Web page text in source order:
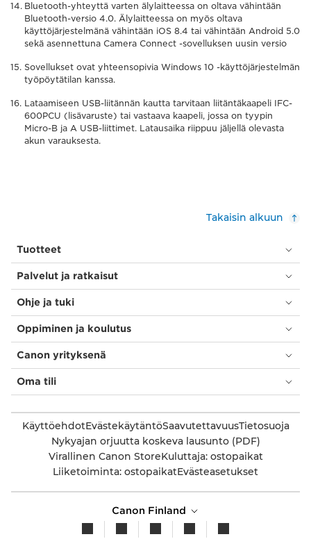
Bluetooth-yhteyttä varten älylaitteessa on oltava vähintään
Bluetooth-versio 4.0. Älylaitteessa on myös oltava
käyttöjärjestelmänä vähintään iOS 8.4 tai vähintään Android 5.0
sekä asennettuna Camera Connect -sovelluksen uusin versio
Sovellukset ovat yhteensopivia Windows 10 -käyttöjärjestelmän
työpöytätilan kanssa.
Lataamiseen USB-liitännän kautta tarvitaan liitäntäkaapeli IFC-
600PCU (lisävaruste) tai vastaava kaapeli, jossa on tyypin
Micro-B ja A USB-liittimet. Latausaika riippuu jäljellä olevasta
akun varauksesta.
Takaisin alkuun
Tuotteet
Palvelut ja ratkaisut
Ohje ja tuki
Oppiminen ja koulutus
Canon yrityksenä
Oma tili
KäyttöehdotEvästekäytäntöSaavutettavuusTietosuoja
Nykyajan orjuutta koskeva lausunto (PDF)
Virallinen Canon StoreKuluttaja: ostopaikat
Liiketoiminta: ostopaikatEvästeasetukset
Canon Finland